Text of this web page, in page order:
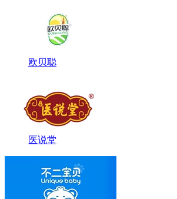
欧贝聪
医说堂